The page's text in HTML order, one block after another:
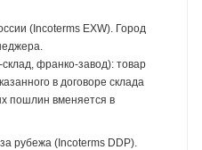
(Incoterms EXW). Город
франко-завод): товар
в договоре склада
пошлин вменяется в
рубежа (Incoterms DDP).